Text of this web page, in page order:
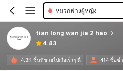
หมวกหมวกผู้ชาย
tian long wan jia 2 hao
4.83
4.3K ชิ้นที่ขายไปเมื่อเร็วๆ นี้ 414 ซื้อซ้ำ